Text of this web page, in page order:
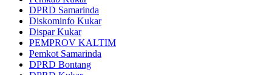
DPRD Samarinda
Diskominfo Kukar
Dispar Kukar
PEMPROV KALTIM
Pemkot Samarinda
DPRD Bontang